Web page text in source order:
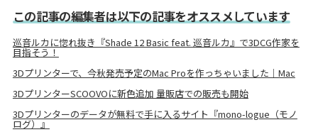
この記事の編集者は以下の記事をオススメしています
巡音ルカに惚れ抜き『Shade 12 Basic feat. 巡音ルカ』で3DCG作家を
目指そう！
3Dプリンターで、今秋発売予定のMac Proを作っちゃいました｜Mac
3DプリンターSCOOVOに新色追加 量販店での販売も開始
3Dプリンターのデータが無料で手に入るサイト『mono-logue（モノ
ログ）』